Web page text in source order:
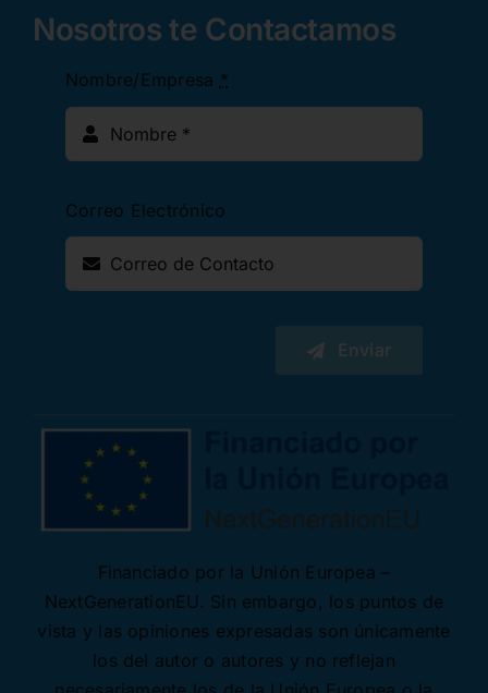
Nosotros te Contactamos
Nombre/Empresa *
Correo Electrónico
Enviar
Financiado por la Unión Europea –
NextGenerationEU. Sin embargo, los puntos de
vista y las opiniones expresadas son únicamente
los del autor o autores y no reflejan